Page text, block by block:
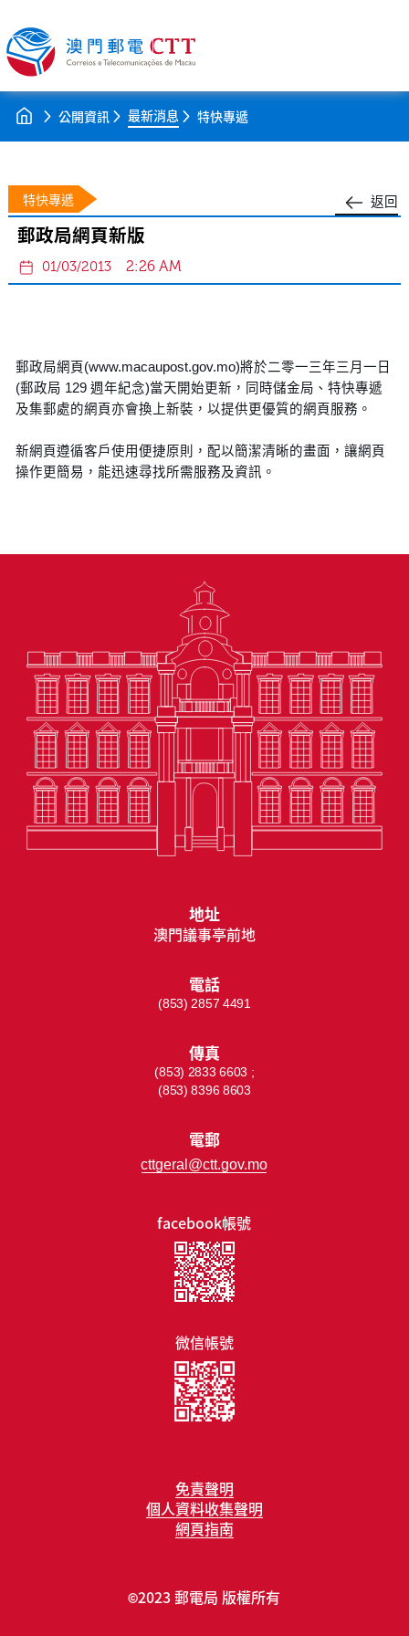
公開資訊 最新消息 特快專遞
返回
特快專遞
郵政局網頁新版
01/03/2013 2:26 AM
郵政局網頁(www.macaupost.gov.mo)將於二零一三年三月一日
(郵政局 129 週年紀念)當天開始更新，同時儲金局、特快專遞
及集郵處的網頁亦會換上新裝，以提供更優質的網頁服務。
新網頁遵循客戶使用便捷原則，配以簡潔清晰的畫面，讓網頁
操作更簡易，能迅速尋找所需服務及資訊。
免責聲明
個人資料收集聲明
網頁指南
facebook帳號
微信帳號
地址
澳門議事亭前地
電話
(853) 2857 4491
傳真
(853) 2833 6603 ;
(853) 8396 8603
電郵
cttgeral@ctt.gov.mo
©2023 郵電局 版權所有